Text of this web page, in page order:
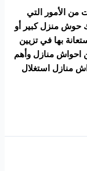
من الأمور التي
حوش منزل كبير أو
بها في تزيين
احواش منازل وأهم
منازل استغلال